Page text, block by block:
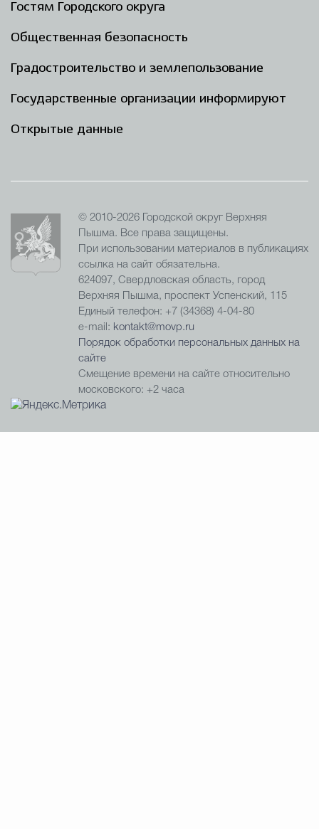
Гостям Городского округа
Общественная безопасность
Градостроительство и землепользование
Государственные организации информируют
Открытые данные
© 2010-2026 Городской округ Верхняя
Пышма. Все права защищены.
При использовании материалов в публикациях
ссылка на сайт обязательна.
624097, Свердловская область, город
Верхняя Пышма, проспект Успенский, 115
Единый телефон: +7 (34368) 4-04-80
e-mail: kontakt@movp.ru
Порядок обработки персональных данных на
сайте
Смещение времени на сайте относительно
московского: +2 часа